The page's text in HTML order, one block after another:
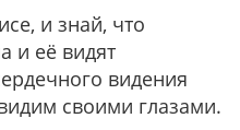
и знай, что
и её видят
видения
своими глазами.